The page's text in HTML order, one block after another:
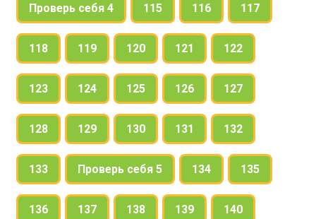
Проверь себя 4 115 116 117
118 119 120 121 122
123 124 125 126 127
128 129 130 131 132
133 Проверь себя 5 134 135
136 137 138 139 140